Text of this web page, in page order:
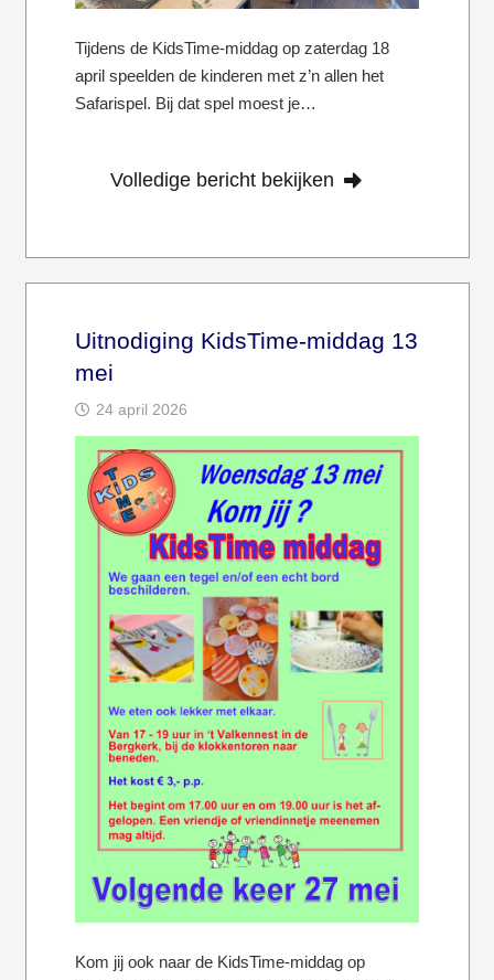
Tijdens de KidsTime-middag op zaterdag 18
april speelden de kinderen met z’n allen het
Safarispel. Bij dat spel moest je…
Volledige bericht bekijken
Uitnodiging KidsTime-middag 13
mei
24 april 2026
Kom jij ook naar de KidsTime-middag op